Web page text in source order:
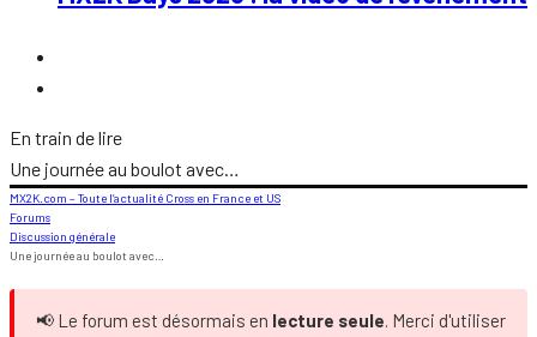
En train de lire
Une journée au boulot avec…
MX2K.com – Toute l’actualité Cross en France et US
Forums
Discussion générale
Une journée au boulot avec…
📢 Le forum est désormais en lecture seule. Merci d'utiliser